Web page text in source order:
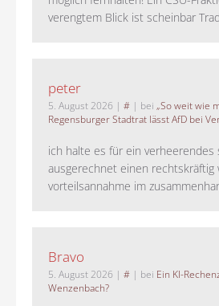
verengtem Blick ist scheinbar
peter
5. August 2026 | # | bei „So weit wie
Regensburger Stadtrat lässt AfD bei
ich halte es für ein verheerendes
ausgerechnet einen
vorteilsannahme im
Bravo
5. August 2026 | # | bei Ein KI-
Wenzenbach?